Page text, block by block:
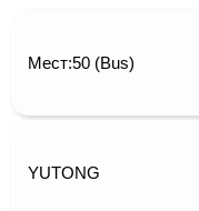
Мест:50 (Bus)
YUTONG